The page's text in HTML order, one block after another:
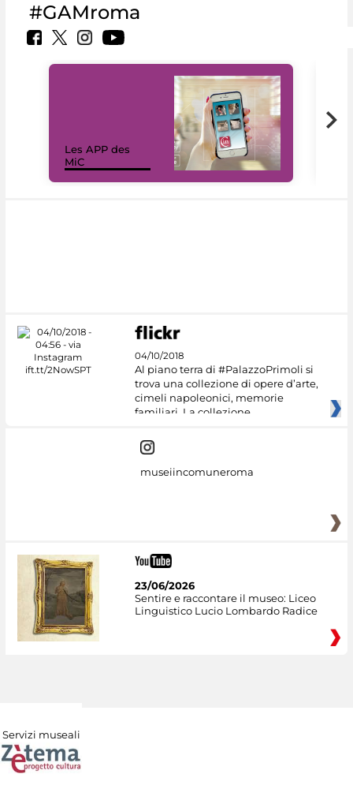
#GAMroma
Les APP des
MiC
04/10/2018
Al piano terra di #PalazzoPrimoli si
trova una collezione di opere d’arte,
cimeli napoleonici, memorie
familiari. La collezione
museiincomuneroma
23/06/2026
Sentire e raccontare il museo: Liceo
Linguistico Lucio Lombardo Radice
Servizi museali